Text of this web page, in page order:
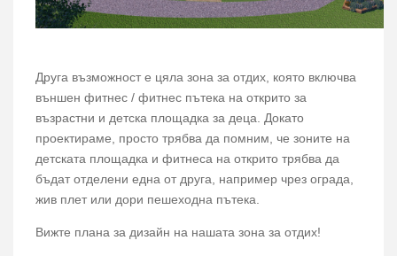
Друга възможност е цяла зона за отдих, която включва
външен фитнес / фитнес пътека на открито за
възрастни и детска площадка за деца. Докато
проектираме, просто трябва да помним, че зоните на
детската площадка и фитнеса на открито трябва да
бъдат отделени една от друга, например чрез ограда,
жив плет или дори пешеходна пътека.
Вижте плана за дизайн на нашата зона за отдих!